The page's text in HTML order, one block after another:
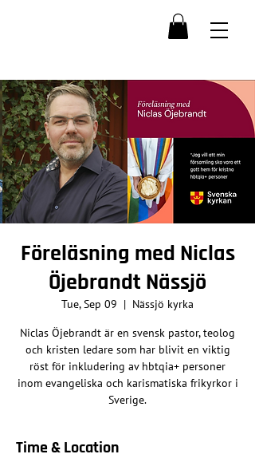
Föreläsning med Niclas
Öjebrandt Nässjö
Tue, Sep 09
  |
Nässjö kyrka
Niclas Öjebrandt är en svensk pastor, teolog
och kristen ledare som har blivit en viktig
röst för inkludering av hbtqia+ personer
inom evangeliska och karismatiska frikyrkor i
Sverige.
Time & Location